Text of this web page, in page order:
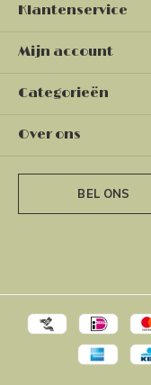
Klantenservice
Mijn account
Categorieën
Over ons
BEL ONS